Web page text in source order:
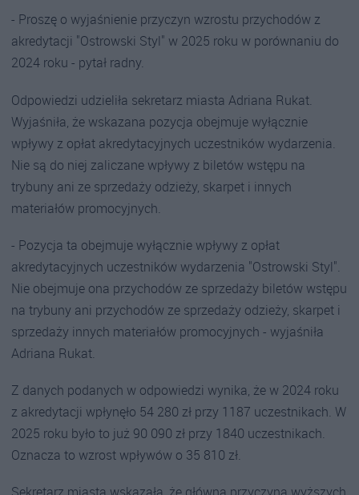
- Proszę o wyjaśnienie przyczyn wzrostu przychodów z
akredytacji "Ostrowski Styl" w 2025 roku w porównaniu do
2024 roku - pytał radny.
Odpowiedzi udzieliła sekretarz miasta Adriana Rukat.
Wyjaśniła, że wskazana pozycja obejmuje wyłącznie
wpływy z opłat akredytacyjnych uczestników wydarzenia.
Nie są do niej zaliczane wpływy z biletów wstępu na
trybuny ani ze sprzedaży odzieży, skarpet i innych
materiałów promocyjnych.
- Pozycja ta obejmuje wyłącznie wpływy z opłat
akredytacyjnych uczestników wydarzenia "Ostrowski Styl".
Nie obejmuje ona przychodów ze sprzedaży biletów wstępu
na trybuny ani przychodów ze sprzedaży odzieży, skarpet i
sprzedaży innych materiałów promocyjnych - wyjaśniła
Adriana Rukat.
Z danych podanych w odpowiedzi wynika, że w 2024 roku
z akredytacji wpłynęło 54 280 zł przy 1187 uczestnikach. W
2025 roku było to już 90 090 zł przy 1840 uczestnikach.
Oznacza to wzrost wpływów o 35 810 zł.